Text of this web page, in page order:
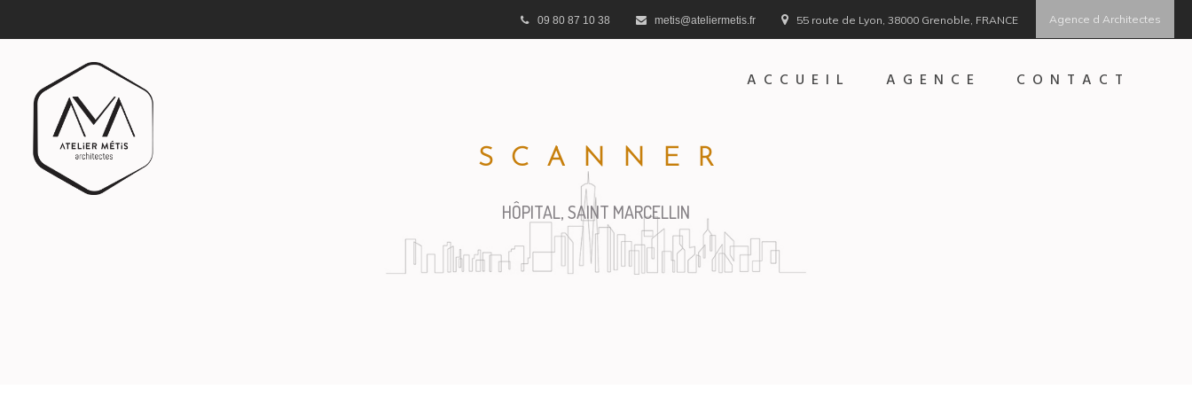
09 80 87 10 38 metis@ateliermetis.fr 55 route de Lyon, 38000 Grenoble, FRANCE Agence d Architectes
ACCUEIL AGENCE CONTACT
SCANNER
HÔPITAL, SAINT MARCELLIN